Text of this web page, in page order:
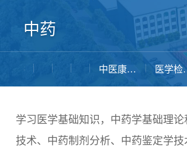
中药
中医康复技术 医
学习医学基础知识，中药学基础理
技术、中药制剂分析、中药鉴定学